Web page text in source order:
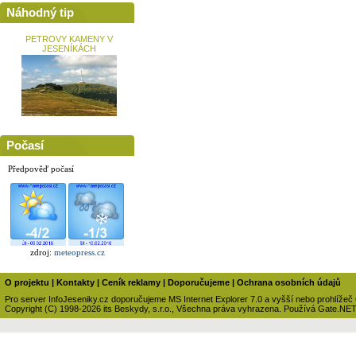
Náhodný tip
PETROVY KAMENY V
JESENÍKÁCH
Počasí
Předpověď počasí
zdroj: meteopress.cz
O projektu | Kontakty | Ceník reklamy | Doporučujeme | Ochrana osobních údajů
Pro server InfoJeseniky.cz doporučujeme MS Internet Explorer 7.0 a vyšší nebo prohlížeč
Copyright (C) 1998-2026 its Beskydy, s.r.o., Všechna práva vyhrazena. Používá